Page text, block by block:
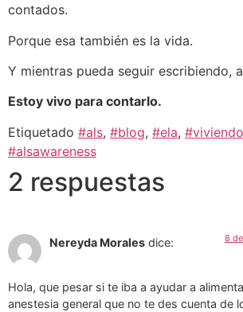
contados.
Porque esa también es la vida.
Y mientras pueda seguir escribiendo,
Estoy vivo para contarlo.
Etiquetado #als, #blog, #ela,
#alsawareness
2 respuestas
Nereyda Morales dice: 8
Hola, que pesar si te iba a ayudar a
anestesia general que no te des cuenta de